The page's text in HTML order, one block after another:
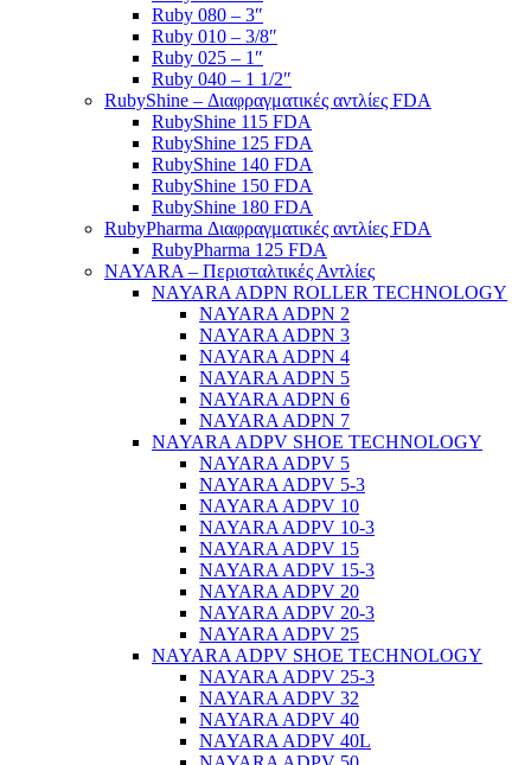
Ruby 080 – 3″
Ruby 010 – 3/8″
Ruby 025 – 1″
Ruby 040 – 1 1/2″
RubyShine – Διαφραγματικές αντλίες FDA
RubyShine 115 FDA
RubyShine 125 FDA
RubyShine 140 FDA
RubyShine 150 FDA
RubyShine 180 FDA
RubyPharma Διαφραγματικές αντλίες FDA
RubyPharma 125 FDA
NAYARA – Περισταλτικές Αντλίες
NAYARA ADPN ROLLER TECHNOLOGY
NAYARA ADPN 2
NAYARA ADPN 3
NAYARA ADPN 4
NAYARA ADPN 5
NAYARA ADPN 6
NAYARA ADPN 7
NAYARA ADPV SHOE TECHNOLOGY
NAYARA ADPV 5
NAYARA ADPV 5-3
NAYARA ADPV 10
NAYARA ADPV 10-3
NAYARA ADPV 15
NAYARA ADPV 15-3
NAYARA ADPV 20
NAYARA ADPV 20-3
NAYARA ADPV 25
NAYARA ADPV SHOE TECHNOLOGY
NAYARA ADPV 25-3
NAYARA ADPV 32
NAYARA ADPV 40
NAYARA ADPV 40L